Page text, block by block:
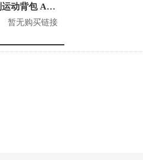
李宁 篮球系列运动背包 ABSQ064
暂无购买链接